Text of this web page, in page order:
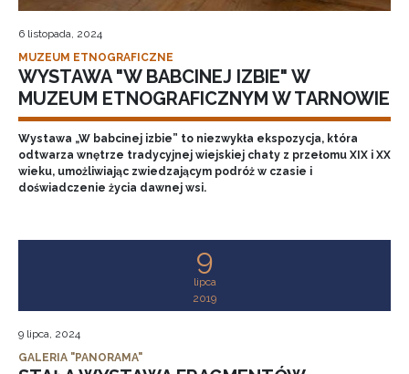
6 listopada, 2024
MUZEUM ETNOGRAFICZNE
WYSTAWA "W BABCINEJ IZBIE" W
MUZEUM ETNOGRAFICZNYM W TARNOWIE
Wystawa „W babcinej izbie” to niezwykła ekspozycja, która
odtwarza wnętrze tradycyjnej wiejskiej chaty z przełomu XIX i XX
wieku, umożliwiając zwiedzającym podróż w czasie i
doświadczenie życia dawnej wsi.
9
lipca
2019
9 lipca, 2024
GALERIA "PANORAMA"